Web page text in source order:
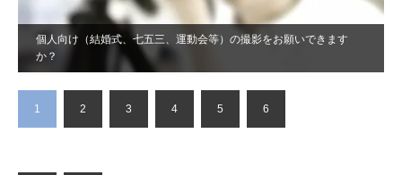
個人向け（結婚式、七五三、運動会等）の撮影をお願いできます
か？
1 2 3 4 5 6